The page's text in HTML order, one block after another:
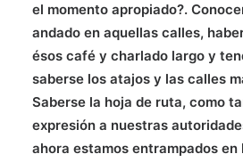
el momento apropiado?.
andado en aquellas calles,
ésos café y charlado largo y
saberse los atajos y las calles
Saberse la hoja de ruta, como
expresión a nuestras
ahora estamos entrampados en